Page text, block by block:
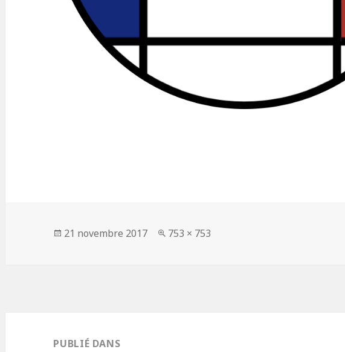
Publié
21 novembre 2017
Taille
753 × 753
PUBLIÉ DANS